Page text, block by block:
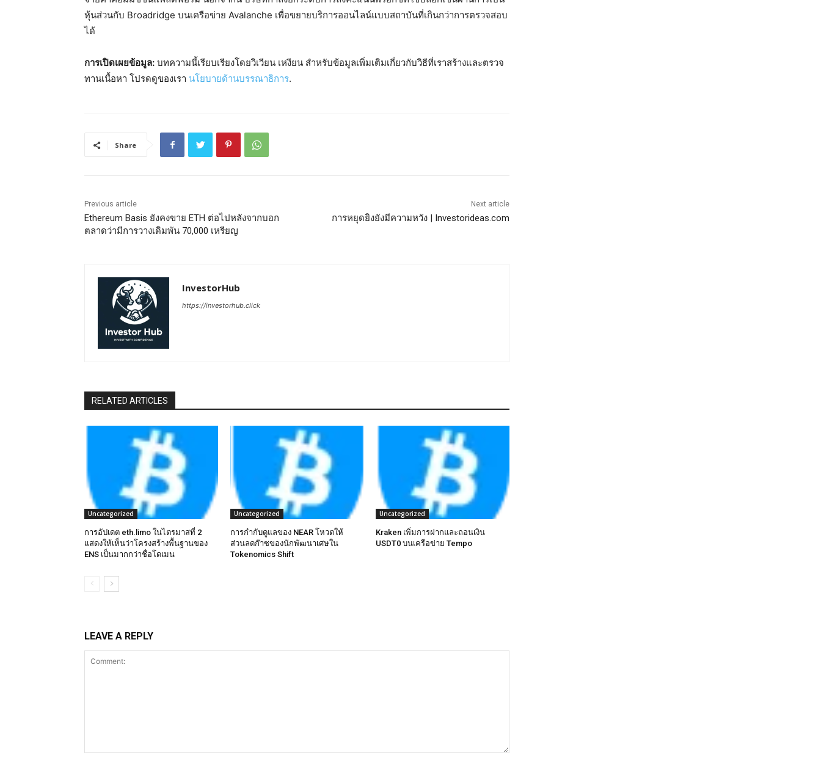
หุ้นส่วนกับ Broadridge บนเครือข่าย Avalanche เพื่อขยายบริการออนไลน์แบบสถาบันที่เกินกว่าการตรวจสอบ
ได้
การเปิดเผยข้อมูล: บทความนี้เรียบเรียงโดยวิเวียน เหงียน สำหรับข้อมูลเพิ่มเติมเกี่ยวกับวิธีที่เราสร้างและตรวจ
ทานเนื้อหา โปรดดูของเรา นโยบายด้านบรรณาธิการ.
Share
Previous article
Ethereum Basis ยังคงขาย ETH ต่อไปหลังจากบอก
ตลาดว่ามีการวางเดิมพัน 70,000 เหรียญ
Next article
การหยุดยิงยังมีความหวัง | Investorideas.com
InvestorHub
https://investorhub.click
RELATED ARTICLES
Uncategorized
การอัปเดต eth.limo ในไตรมาสที่ 2
แสดงให้เห็นว่าโครงสร้างพื้นฐานของ
ENS เป็นมากกว่าชื่อโดเมน
Uncategorized
การกำกับดูแลของ NEAR โหวตให้
ส่วนลดก๊าซของนักพัฒนาเศษใน
Tokenomics Shift
Uncategorized
Kraken เพิ่มการฝากและถอนเงิน
USDT0 บนเครือข่าย Tempo
LEAVE A REPLY